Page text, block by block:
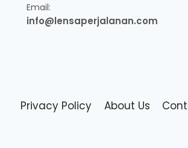
Email:
info@lensaperjalanan.com
Privacy Policy About Us